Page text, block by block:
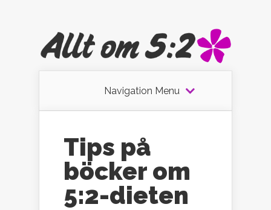
Navigation Menu
Tips på
böcker om
5:2-dieten